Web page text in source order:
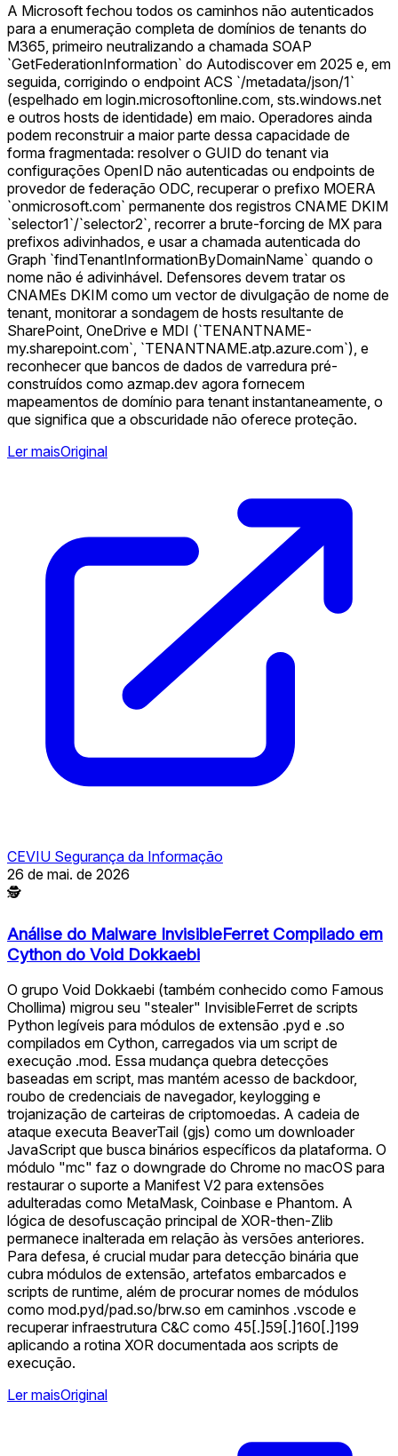
A Microsoft fechou todos os caminhos não autenticados
para a enumeração completa de domínios de tenants do
M365, primeiro neutralizando a chamada SOAP
`GetFederationInformation` do Autodiscover em 2025 e, em
seguida, corrigindo o endpoint ACS `/metadata/json/1`
(espelhado em login.microsoftonline.com, sts.windows.net
e outros hosts de identidade) em maio. Operadores ainda
podem reconstruir a maior parte dessa capacidade de
forma fragmentada: resolver o GUID do tenant via
configurações OpenID não autenticadas ou endpoints de
provedor de federação ODC, recuperar o prefixo MOERA
`onmicrosoft.com` permanente dos registros CNAME DKIM
`selector1`/`selector2`, recorrer a brute-forcing de MX para
prefixos adivinhados, e usar a chamada autenticada do
Graph `findTenantInformationByDomainName` quando o
nome não é adivinhável. Defensores devem tratar os
CNAMEs DKIM como um vector de divulgação de nome de
tenant, monitorar a sondagem de hosts resultante de
SharePoint, OneDrive e MDI (`TENANTNAME-
my.sharepoint.com`, `TENANTNAME.atp.azure.com`), e
reconhecer que bancos de dados de varredura pré-
construídos como azmap.dev agora fornecem
mapeamentos de domínio para tenant instantaneamente, o
que significa que a obscuridade não oferece proteção.
Ler maisOriginal
CEVIU Segurança da Informação
26 de mai. de 2026
🕵
Análise do Malware InvisibleFerret Compilado em
Cython do Void Dokkaebi
O grupo Void Dokkaebi (também conhecido como Famous
Chollima) migrou seu "stealer" InvisibleFerret de scripts
Python legíveis para módulos de extensão .pyd e .so
compilados em Cython, carregados via um script de
execução .mod. Essa mudança quebra detecções
baseadas em script, mas mantém acesso de backdoor,
roubo de credenciais de navegador, keylogging e
trojanização de carteiras de criptomoedas. A cadeia de
ataque executa BeaverTail (gjs) como um downloader
JavaScript que busca binários específicos da plataforma. O
módulo "mc" faz o downgrade do Chrome no macOS para
restaurar o suporte a Manifest V2 para extensões
adulteradas como MetaMask, Coinbase e Phantom. A
lógica de desofuscação principal de XOR-then-Zlib
permanece inalterada em relação às versões anteriores.
Para defesa, é crucial mudar para detecção binária que
cubra módulos de extensão, artefatos embarcados e
scripts de runtime, além de procurar nomes de módulos
como mod.pyd/pad.so/brw.so em caminhos .vscode e
recuperar infraestrutura C&C como 45[.]59[.]160[.]199
aplicando a rotina XOR documentada aos scripts de
execução.
Ler maisOriginal